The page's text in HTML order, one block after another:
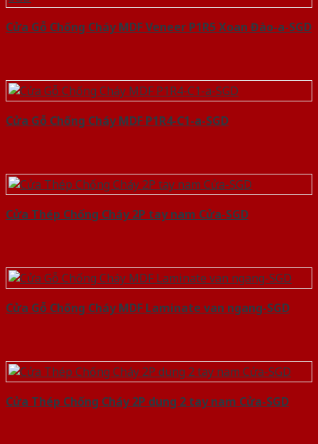
Cửa Gỗ Chống Cháy MDF Veneer P1R5 Xoan Đào-a-SGD
Cửa Gỗ Chống Cháy MDF P1R4-C1-a-SGD
Cửa Thép Chống Cháy 2P tay nam Cửa-SGD
Cửa Gỗ Chống Cháy MDF Laminate van ngang-SGD
Cửa Thép Chống Cháy 2P dung 2 tay nam Cửa-SGD